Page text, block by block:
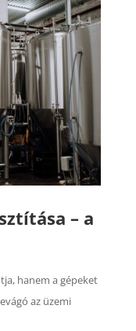
– a
hanem a gépeket
az üzemi